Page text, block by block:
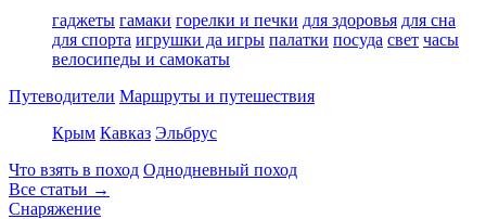
гаджеты гамаки горелки и печки для здоровья для сна
для спорта игрушки да игры палатки посуда свет часы
велосипеды и самокаты
Путеводители Маршруты и путешествия
Крым Кавказ Эльбрус
Что взять в поход Однодневный поход
Все статьи →
Снаряжение